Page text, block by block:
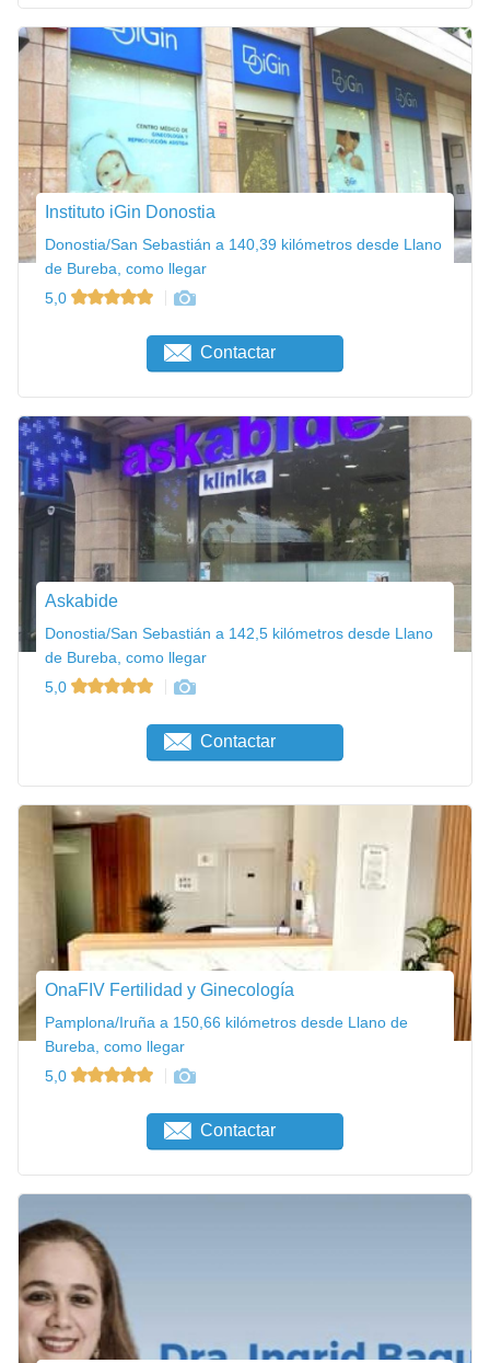
Instituto iGin Donostia
Donostia/San Sebastián a 140,39 kilómetros desde Llano
de Bureba, como llegar
5,0
Contactar
Askabide
Donostia/San Sebastián a 142,5 kilómetros desde Llano
de Bureba, como llegar
5,0
Contactar
OnaFIV Fertilidad y Ginecología
Pamplona/Iruña a 150,66 kilómetros desde Llano de
Bureba, como llegar
5,0
Contactar